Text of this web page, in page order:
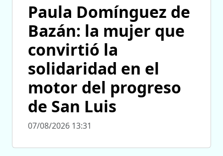
Paula Domínguez de
Bazán: la mujer que
convirtió la
solidaridad en el
motor del progreso
de San Luis
07/08/2026 13:31